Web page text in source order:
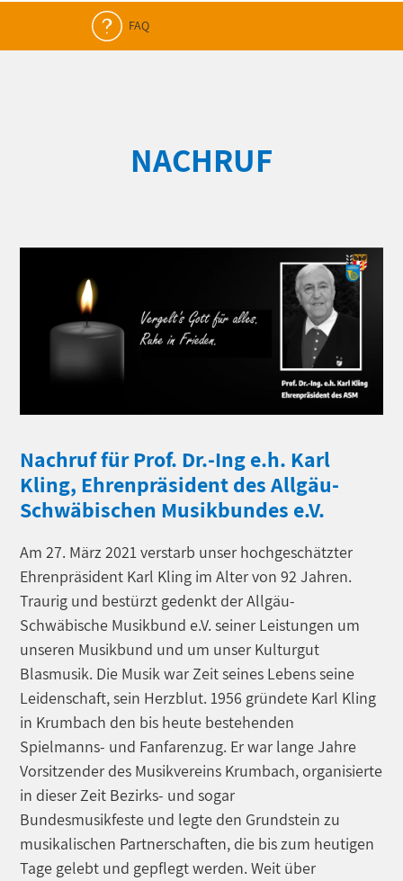
FAQ
NACHRUF
Nachruf für Prof. Dr.-Ing e.h. Karl
Kling, Ehrenpräsident des Allgäu-
Schwäbischen Musikbundes e.V.
Am 27. März 2021 verstarb unser hochgeschätzter
Ehrenpräsident Karl Kling im Alter von 92 Jahren.
Traurig und bestürzt gedenkt der Allgäu-
Schwäbische Musikbund e.V. seiner Leistungen um
unseren Musikbund und um unser Kulturgut
Blasmusik. Die Musik war Zeit seines Lebens seine
Leidenschaft, sein Herzblut. 1956 gründete Karl Kling
in Krumbach den bis heute bestehenden
Spielmanns- und Fanfarenzug. Er war lange Jahre
Vorsitzender des Musikvereins Krumbach, organisierte
in dieser Zeit Bezirks- und sogar
Bundesmusikfeste und legte den Grundstein zu
musikalischen Partnerschaften, die bis zum heutigen
Tage gelebt und gepflegt werden. Weit über